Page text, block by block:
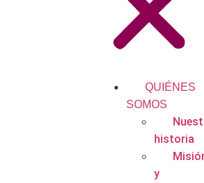
QUIÉNES
SOMOS
historia
y